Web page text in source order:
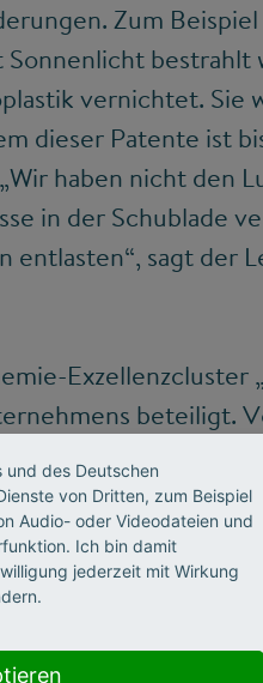
Zum
bestrahlt
vernichtet. Sie
dieser Patente ist
haben nicht den
in der Schublade
entlasten“, sagt der
Exzellenzcluster
beteiligt.
zu zeigen,
in seinem
sich in der
gründen – das ist
mit Computern
und des Deutschen
von Dritten, zum Beispiel
Audio- oder Videodateien und
Ich bin damit
jederzeit mit Wirkung